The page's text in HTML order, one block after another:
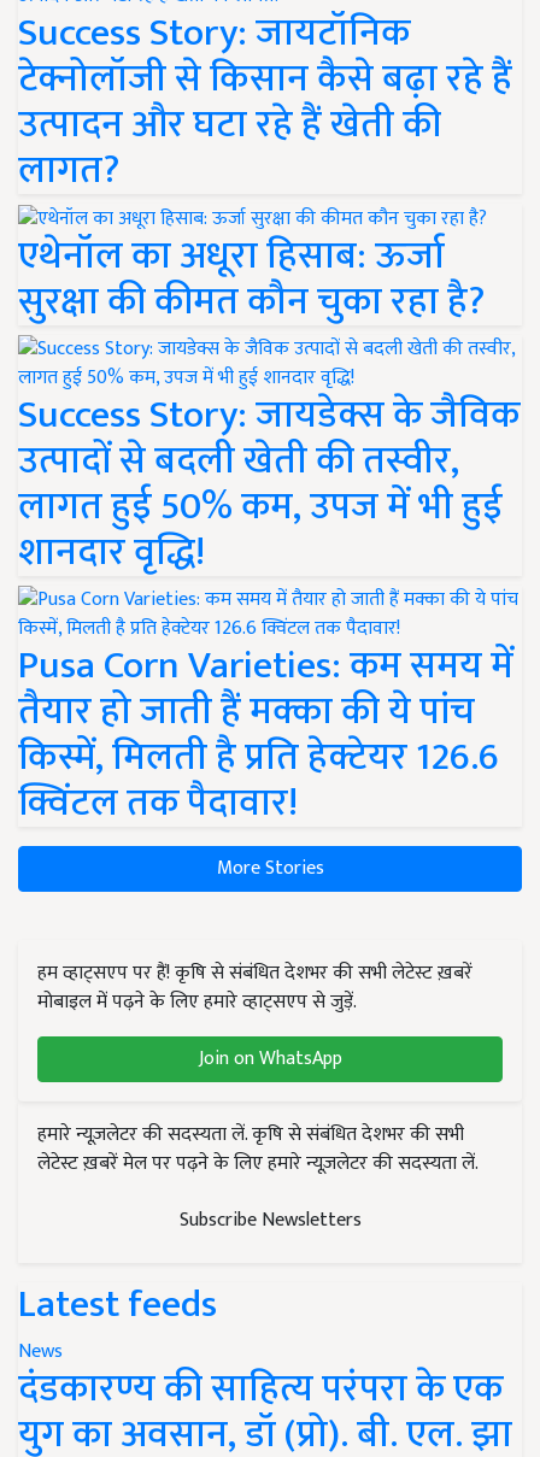
Success Story: जायटॉनिक
टेक्नोलॉजी से किसान कैसे बढ़ा रहे हैं
उत्पादन और घटा रहे हैं खेती की
लागत?
एथेनॉल का अधूरा हिसाब: ऊर्जा
सुरक्षा की कीमत कौन चुका रहा है?
Success Story: जायडेक्स के जैविक
उत्पादों से बदली खेती की तस्वीर,
लागत हुई 50% कम, उपज में भी हुई
शानदार वृद्धि!
Pusa Corn Varieties: कम समय में
तैयार हो जाती हैं मक्का की ये पांच
किस्में, मिलती है प्रति हेक्टेयर 126.6
क्विंटल तक पैदावार!
More Stories
हम व्हाट्सएप पर हैं! कृषि से संबंधित देशभर की सभी लेटेस्ट ख़बरें
मोबाइल में पढ़ने के लिए हमारे व्हाट्सएप से जुड़ें.
Join on WhatsApp
हमारे न्यूज़लेटर की सदस्यता लें. कृषि से संबंधित देशभर की सभी
लेटेस्ट ख़बरें मेल पर पढ़ने के लिए हमारे न्यूज़लेटर की सदस्यता लें.
Subscribe Newsletters
Latest feeds
News
दंडकारण्य की साहित्य परंपरा के एक
युग का अवसान, डॉ (प्रो). बी. एल. झा